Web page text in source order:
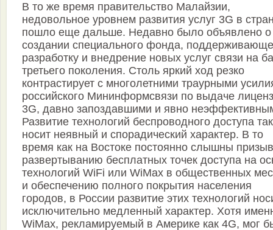
В то же время правительство Малайзии,
недовольное уровнем развития услуг 3G в
пошло еще дальше. Недавно было объявлено о
создании специального фонда,
разработку и внедрение новых услуг связи на
третьего поколения. Столь яркий ход резко
контрастирует с многолетними траурными
российского Мининформсвязи по выдаче
3G, давно запоздавшими и явно
Развитие технологий беспроводного доступа
носит неявный и спорадический характер. В то
время как на Востоке постоянно слышны
развертыванию бесплатных точек доступа на
технологий WiFi или WiMax в общественных
и обеспечению полного покрытия населения
городов, в России развитие этих технологий
исключительно медленный характер. Хотя
WiMax, рекламируемый в Америке как 4G, мог